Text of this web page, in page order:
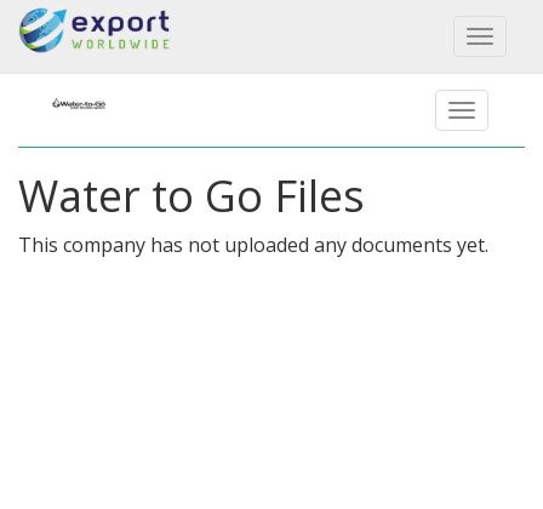
Toggle
Water to Go Files
This company has not uploaded any documents yet.